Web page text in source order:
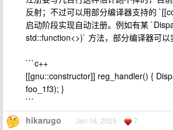
反射；不过可以用部分编译器支持的
启动阶段实现自动注册。例如有某
std::function<>)` 方法，部分编译器可以
```c++
[[gnu::constructor]] reg_handler() {
foo_1f3); }
```
hikarugo Jan 16, 2025 7